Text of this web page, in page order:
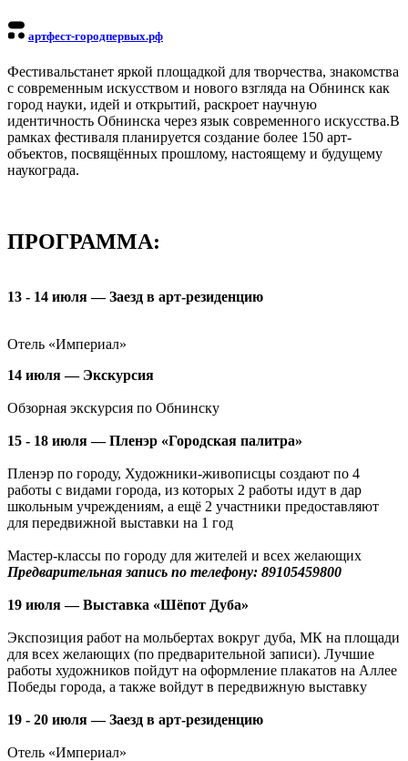
артфест-городпервых.рф
Фестивальстанет яркой площадкой для творчества, знакомства
с современным искусством и нового взгляда на Обнинск как
город науки, идей и открытий, раскроет научную
идентичность Обнинска через язык современного искусства.В
рамках фестиваля планируется создание более 150 арт-
объектов, посвящённых прошлому, настоящему и будущему
наукограда.
ПРОГРАММА:
13 - 14 июля — Заезд в арт-резиденцию
Отель «Империал»
14 июля — Экскурсия
Обзорная экскурсия по Обнинску
15 - 18 июля — Пленэр «Городская палитра»
Пленэр по городу, Художники-живописцы создают по 4
работы с видами города, из которых 2 работы идут в дар
школьным учреждениям, а ещё 2 участники предоставляют
для передвижной выставки на 1 год
Мастер-классы по городу для жителей и всех желающих
Предварительная запись по телефону: 89105459800
19 июля — Выставка «Шёпот Дуба»
Экспозиция работ на мольбертах вокруг дуба, МК на площади
для всех желающих (по предварительной записи). Лучшие
работы художников пойдут на оформление плакатов на Аллее
Победы города, а также войдут в передвижную выставку
19 - 20 июля — Заезд в арт-резиденцию
Отель «Империал»